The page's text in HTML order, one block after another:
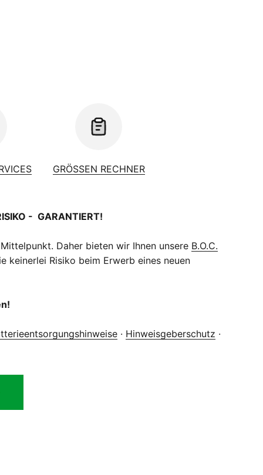
GRÖSSEN RECHNER
- GARANTIERT!
Daher bieten wir Ihnen unsere B.O.C.
keinerlei Risiko beim Erwerb eines neuen
· Hinweisgeberschutz ·